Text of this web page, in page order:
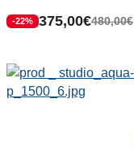
-22% 480,00€
375,00€